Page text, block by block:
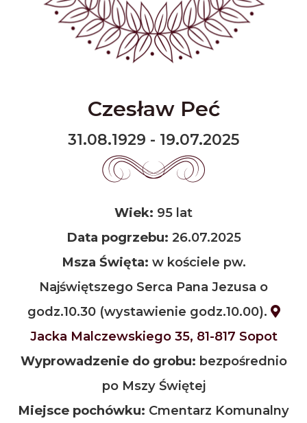
Czesław Peć
31.08.1929 - 19.07.2025
Wiek: 95 lat
Data pogrzebu: 26.07.2025
Msza Święta: w kościele pw.
Najświętszego Serca Pana Jezusa o
godz.10.30 (wystawienie godz.10.00).
Jacka Malczewskiego 35, 81-817 Sopot
Wyprowadzenie do grobu: bezpośrednio
po Mszy Świętej
Miejsce pochówku: Cmentarz Komunalny